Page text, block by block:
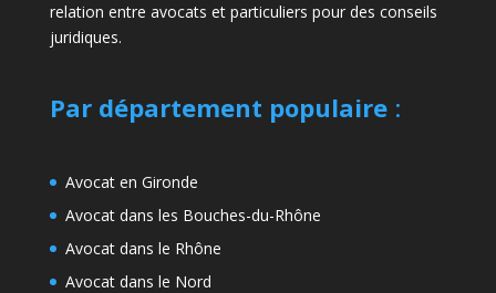
relation entre avocats et particuliers pour des conseils
juridiques.
Par département populaire:
Avocat en Gironde
Avocat dans les Bouches-du-Rhône
Avocat dans le Rhône
Avocat dans le Nord